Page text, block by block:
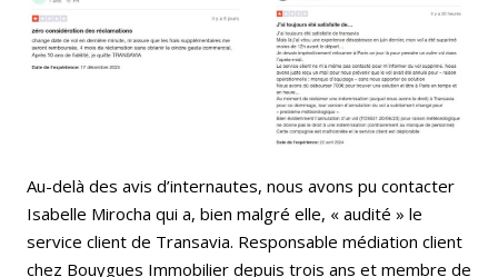
Au-delà des avis d’internautes, nous avons pu contacter
Isabelle Mirocha qui a, bien malgré elle, « audité » le
service client de Transavia. Responsable médiation client
chez Bouygues Immobilier depuis trois ans et membre de